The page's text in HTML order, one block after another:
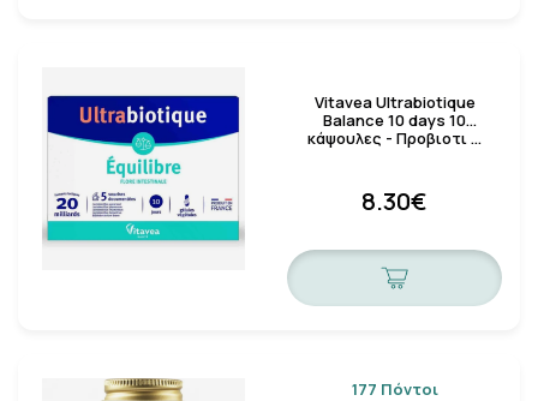
Vitavea Ultrabiotique
Balance 10 days 10
κάψουλες - Προβιοτι …
8.30€
177 Πόντοι